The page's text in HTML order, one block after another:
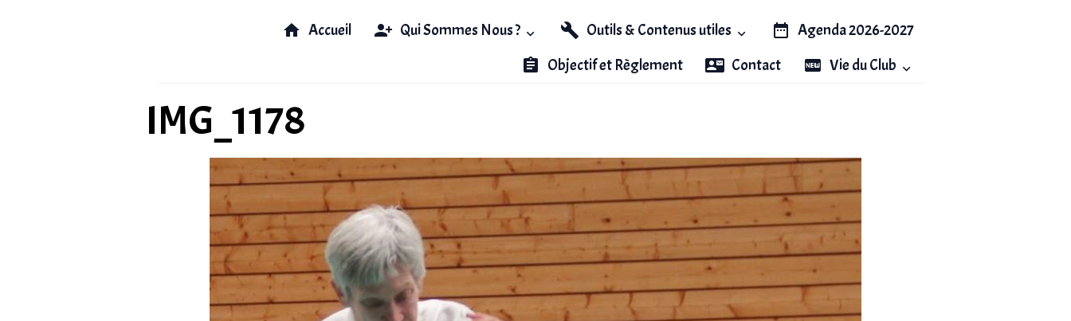
Accueil Qui Sommes Nous ? Outils & Contenus utiles
Agenda 2026-2027
Objectif et Règlement
Contact Vie du Club
IMG_1178